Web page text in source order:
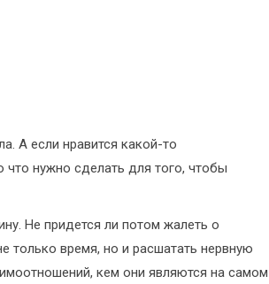
А если нравится какой-то
что нужно сделать для того, чтобы
Не придется ли потом жалеть о
только время, но и расшатать нервную
кем они являются на самом